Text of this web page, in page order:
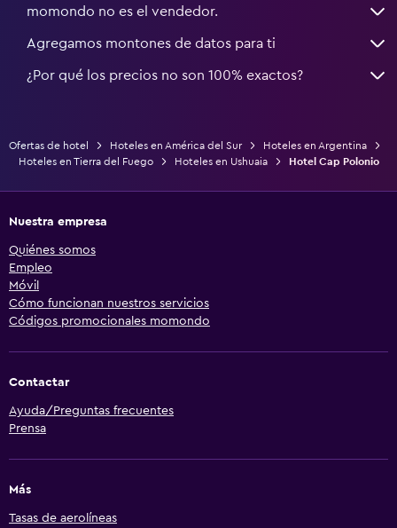
momondo no es el vendedor.
Agregamos montones de datos para ti
¿Por qué los precios no son 100% exactos?
Ofertas de hotel Hoteles en América del Sur
Hoteles en Argentina
Hoteles en Tierra del Fuego
Hoteles en Ushuaia Hotel Cap Polonio
Nuestra empresa
Quiénes somos
Empleo
Móvil
Cómo funcionan nuestros servicios
Códigos promocionales momondo
Contactar
Ayuda/Preguntas frecuentes
Prensa
Más
Tasas de aerolíneas